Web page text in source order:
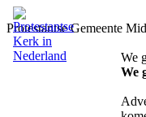
Protestantse Gemeente
We
We